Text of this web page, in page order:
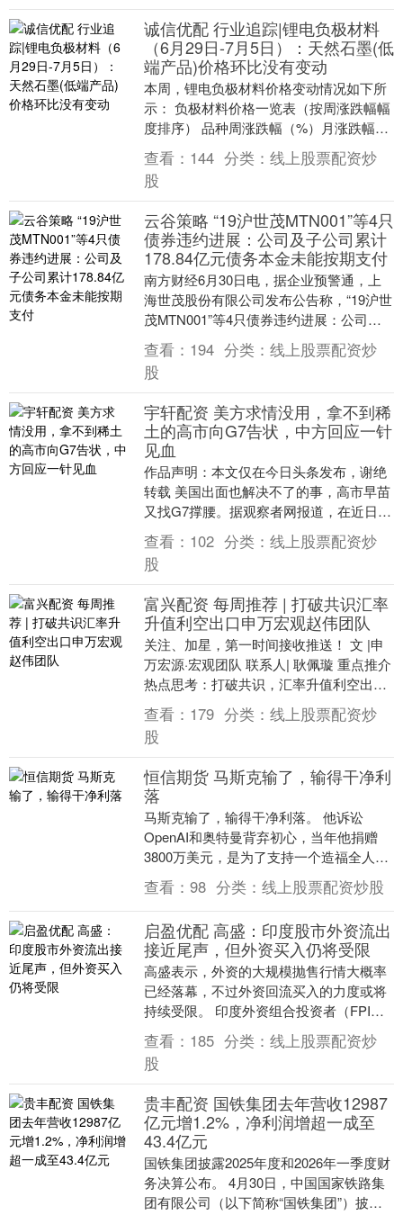
诚信优配 行业追踪|锂电负极材料
（6月29日-7月5日）：天然石墨(低
端产品)价格环比没有变动
本周，锂电负极材料价格变动情况如下所
示： 负极材料价格一览表（按周涨跌幅幅
度排序） 品种周涨跌幅（%）月涨跌幅
（%）日期价格/数量单位天然石墨(低端产
品)0.0....
查看： 144 分类： 线上股票配资炒
股
云谷策略 “19沪世茂MTN001”等4只
债券违约进展：公司及子公司累计
178.84亿元债务本金未能按期支付
南方财经6月30日电，据企业预警通，上
海世茂股份有限公司发布公告称，“19沪世
茂MTN001”等4只债券违约进展：公司及
子公司公开市场本月新增7.38亿元未能
按....
查看： 194 分类： 线上股票配资炒
股
宇轩配资 美方求情没用，拿不到稀
土的高市向G7告状，中方回应一针
见血
作品声明：本文仅在今日头条发布，谢绝
转载 美国出面也解决不了的事，高市早苗
又找G7撑腰。据观察者网报道，在近日法
国举办的G7峰会上，高市早苗在领导人会
议期间声称....
查看： 102 分类： 线上股票配资炒
股
富兴配资 每周推荐 | 打破共识汇率
升值利空出口申万宏观赵伟团队
关注、加星，第一时间接收推送！ 文 |申
万宏源·宏观团队 联系人| 耿佩璇 重点推介
热点思考：打破共识，汇率升值利空出
口？ 1. 一问：汇率升值利空出口的三个....
查看： 179 分类： 线上股票配资炒
股
恒信期货 马斯克输了，输得干净利
落
马斯克输了，输得干净利落。 他诉讼
OpenAI和奥特曼背弃初心，当年他捐赠
3800万美元，是为了支持一个造福全人类
的非营利AI项目，哪知道结果OpenAI却变
成....
查看： 98 分类： 线上股票配资炒股
启盈优配 高盛：印度股市外资流出
接近尾声，但外资买入仍将受限
高盛表示，外资的大规模抛售行情大概率
已经落幕，不过外资回流买入的力度或将
持续受限。 印度外资组合投资者（FPI）
已累计抛售价值221.7亿美元的本土股票，
规模已....
查看： 185 分类： 线上股票配资炒
股
贵丰配资 国铁集团去年营收12987
亿元增1.2%，净利润增超一成至
43.4亿元
国铁集团披露2025年度和2026年一季度财
务决算公布。 4月30日，中国国家铁路集
团有限公司（以下简称“国铁集团”）披露